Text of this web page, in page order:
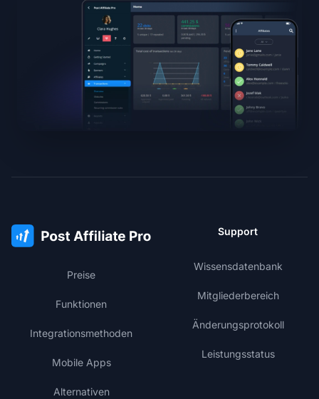
Preise
Funktionen
Integrationsmethoden
Mobile Apps
Alternativen
Support
Wissensdatenbank
Mitgliederbereich
Änderungsprotokoll
Leistungsstatus